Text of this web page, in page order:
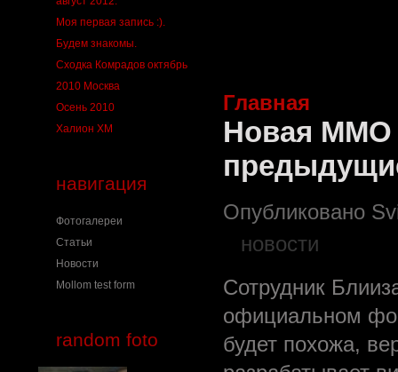
Моя первая запись :).
Будем знакомы.
Сходка Комрадов октябрь
2010 Москва
Осень 2010
Халион ХМ
навигация
Фотогалереи
Статьи
Новости
Mollom test form
random foto
Главная
Новая ММО
Опубликовано
новости
Сотрудник
официальном
будет похожа,